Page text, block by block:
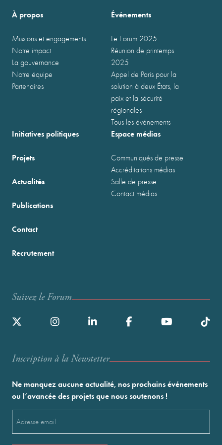
À propos
Missions et engagements
Notre impact
La gouvernance
Notre équipe
Partenaires
Événements
Le Forum 2025
Réunion de printemps
2025
Appel de Paris pour la
solution à deux États, la
paix et la sécurité
régionales
Tous les événements
Initiatives politiques
Projets
Actualités
Publications
Espace médias
Communiqués de presse
Accréditations médias
Salle de presse
Contact médias
Contact
Recrutement
Suivez le Forum
Inscription à la Newstetter
Ne manquez aucune actualité, nos prochains événements
ou l’avancée des projets que nous soutenons !
(Nécessaire)